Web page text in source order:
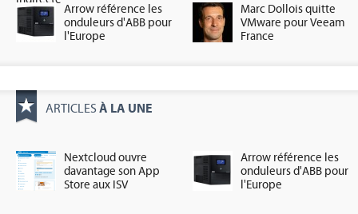
Arrow référence les
onduleurs d'ABB pour
l'Europe
Marc Dollois quitte
VMware pour Veeam
France
ARTICLES À LA UNE
Nextcloud ouvre
davantage son App
Store aux ISV
Arrow référence les
onduleurs d'ABB pour
l'Europe